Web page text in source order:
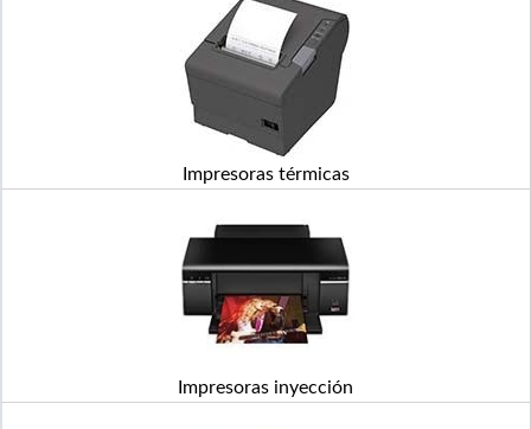
Impresoras térmicas
Impresoras inyección